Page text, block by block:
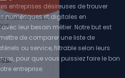
entreprises désireuses de trouver
numériques et digitales en
leur besoin métier. Notre but est
de comparer une liste de
ou service, filtrable selon leurs
pour que vous puissiez faire le bon
entreprise.